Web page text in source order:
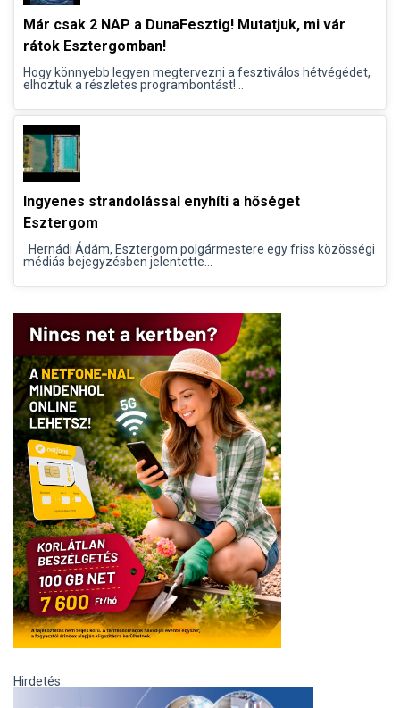
Már csak 2 NAP a DunaFesztig! Mutatjuk, mi vár
rátok Esztergomban!
Hogy könnyebb legyen megtervezni a fesztiválos hétvégédet,
elhoztuk a részletes programbontást!...
Ingyenes strandolással enyhíti a hőséget
Esztergom
Hernádi Ádám, Esztergom polgármestere egy friss közösségi
médiás bejegyzésben jelentette...
Hirdetés